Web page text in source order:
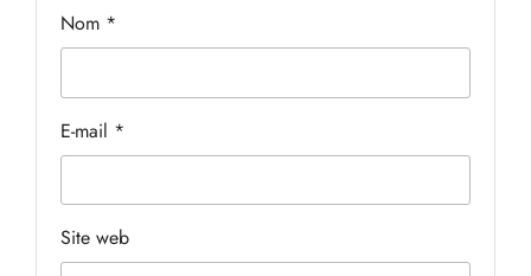
Nom *
E-mail *
Site web